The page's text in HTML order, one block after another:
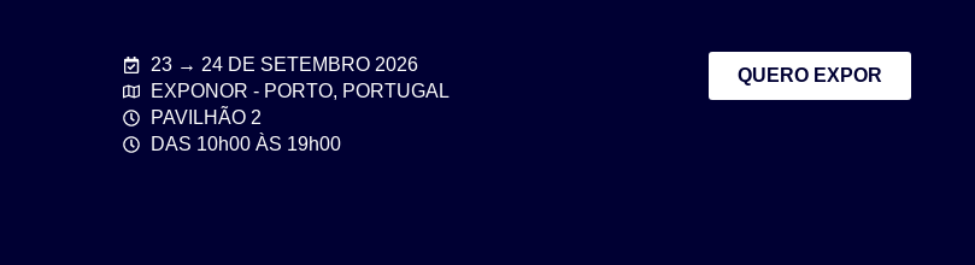
23 → 24 DE SETEMBRO 2026
EXPONOR - PORTO, PORTUGAL
PAVILHÃO 2
DAS 10h00 ÀS 19h00
QUERO EXPOR